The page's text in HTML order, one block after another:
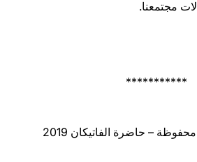
مجتمعنا.
***********
– حاضرة الفاتيكان 2019